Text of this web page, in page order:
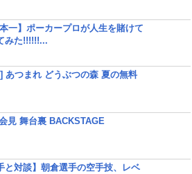
一】ポーカープロが人生を賭けて
みた!!!!!!...
あつまれ どうぶつの森 夏の無料
見 舞台裏 BACKSTAGE
と対談】朝倉選手の空手技、レベ